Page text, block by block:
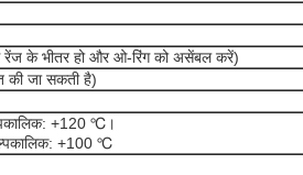
रेंज के भीतर हो और ओ-रिंग को असेंबल करें)
की जा सकती है)
+120 ℃।
+100 ℃